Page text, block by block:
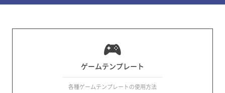
ゲームテンプレート
各種ゲームテンプレートの使用方法